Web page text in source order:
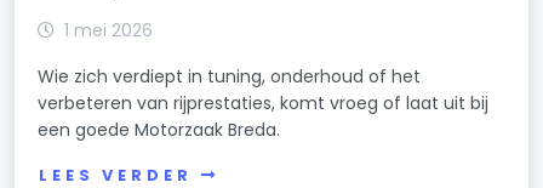
1 mei 2026
Wie zich verdiept in tuning, onderhoud of het
verbeteren van rijprestaties, komt vroeg of laat uit bij
een goede Motorzaak Breda.
LEES VERDER